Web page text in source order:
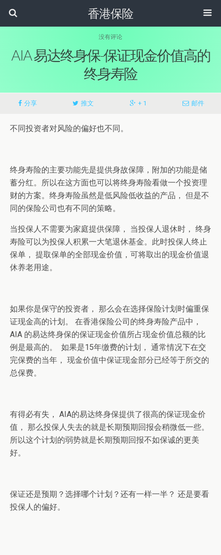
香港保险
没有评论
AIA 易达终身保-保证现金价值高的
终身寿险
分享 推文 + 1 邮件
不同投资者对风险的偏好也不同。
终身寿险的主要功能先是提供身故保障，附加的功能是储
蓄分红。所以在这方面也可以将终身寿险看做一个投资理
财的方案。终身寿险虽然是低风险低收益的产品， 但是不
同的保险公司也有不同的策略。
当投保人不需要为家庭提供保障， 当投保人退休时， 终身
寿险可以为投保人积累一大笔退休基金。此时投保人终止
保单， 提取保单的全部现金价值，可将取出的现金价值退
休养老用途。
如果你是保守的投资者， 那么会在选择保险计划时偏重保
证现金高的计划。 在香港保险公司的终身寿险产品中，
AIA 的易达终身保的保证现金价值所占现金价值总额的比
例是最高的。 如果是15年缴费的计划， 通常情况下在交
完保费的当年， 现金价值中保证现金部分已经等于所交的
总保费。
有得必有失， AIA的易达终身保提供了很高的保证现金价
值， 那么投保人失去的就是长期预期回报会稍微低一些。
所以这个计划的弱势就是长期预期回报不如保诚的更美
好。
保证还是预期？选择哪个计划？还有一样一半？ 还是要看
投保人的偏好。